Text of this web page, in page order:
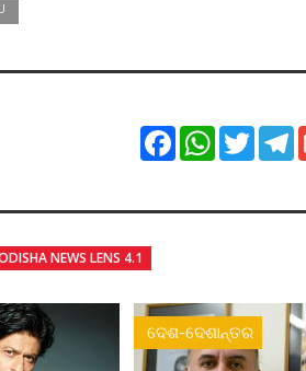
FacebookWhatsApp
Twitter
NEWS LENS 4.1
ଦେଶ-ଦେଶାନ୍ତର